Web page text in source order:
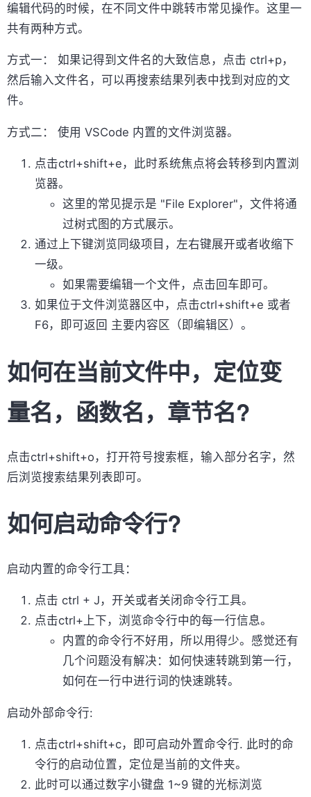
编辑代码的时候，在不同文件中跳转市常见操作。这里一
共有两种方式。
方式一： 如果记得到文件名的大致信息，点击 ctrl+p，
然后输入文件名，可以再搜索结果列表中找到对应的文
件。
方式二： 使用 VSCode 内置的文件浏览器。
点击ctrl+shift+e，此时系统焦点将会转移到内置浏
览器。
这里的常见提示是 "File Explorer"，文件将通
过树式图的方式展示。
通过上下键浏览同级项目，左右键展开或者收缩下
一级。
如果需要编辑一个文件，点击回车即可。
如果位于文件浏览器区中，点击ctrl+shift+e 或者
F6，即可返回 主要内容区（即编辑区）。
如何在当前文件中，定位变
量名，函数名，章节名?
点击ctrl+shift+o，打开符号搜索框，输入部分名字，然
后浏览搜索结果列表即可。
如何启动命令行?
启动内置的命令行工具：
点击 ctrl + J，开关或者关闭命令行工具。
点击ctrl+上下，浏览命令行中的每一行信息。
内置的命令行不好用，所以用得少。感觉还有
几个问题没有解决：如何快速转跳到第一行，
如何在一行中进行词的快速跳转。
启动外部命令行:
点击ctrl+shift+c，即可启动外置命令行. 此时的命
令行的启动位置，定位是当前的文件夹。
此时可以通过数字小键盘 1~9 键的光标浏览